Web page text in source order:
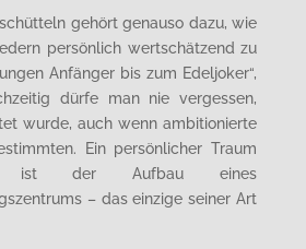
gehört genauso dazu, wie
persönlich wertschätzend zu
Anfänger bis zum Edeljoker“,
dürfe man nie vergessen,
wurde, auch wenn ambitionierte
Ein persönlicher Traum
ist der Aufbau eines
– das einzige seiner Art